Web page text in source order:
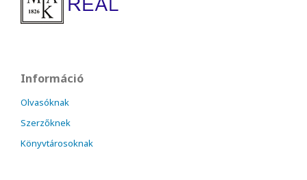
Információ
Olvasóknak
Szerzőknek
Könyvtárosoknak